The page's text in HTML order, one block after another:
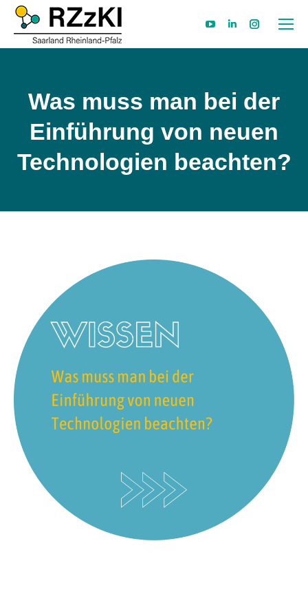
page
new
window
Linkedin
page
in
new
window
Instagram
page
in
new
window
Was muss man bei der
Einführung von neuen
Technologien beachten?